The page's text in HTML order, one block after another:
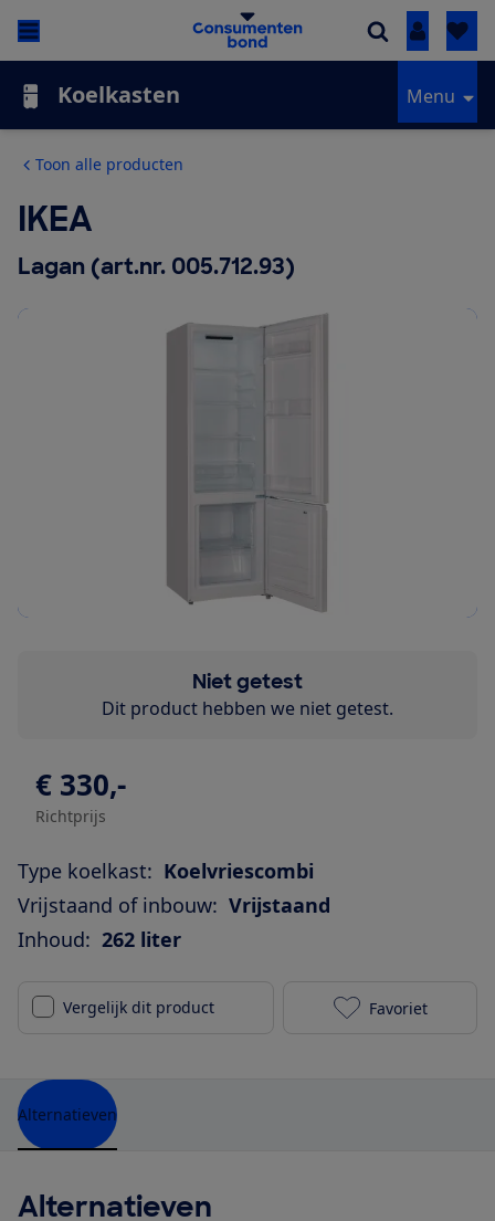
Inloggen
Koelkasten Menu
Toon alle producten
IKEA
Lagan (art.nr. 005.712.93)
Niet getest
Dit product hebben we niet getest.
€ 330,-
Richtprijs
Type koelkast: Koelvriescombi
Vrijstaand of inbouw: Vrijstaand
Inhoud: 262 liter
Vergelijk dit product IKEA Lagan
Favoriet
Alternatieven
Alternatieven